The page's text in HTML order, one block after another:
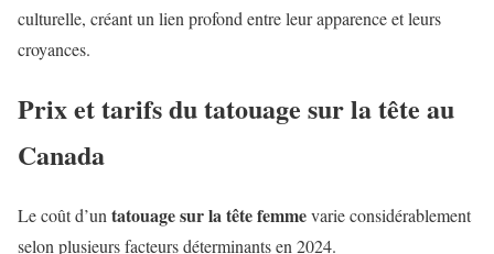
culturelle, créant un lien profond entre leur apparence et leurs
croyances.
Prix et tarifs du tatouage sur la tête au
Canada
Le coût d’untatouage sur la tête femmevarie considérablement
selon plusieurs facteurs déterminants en 2024.